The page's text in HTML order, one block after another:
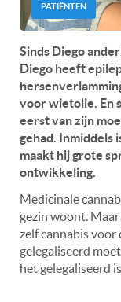
PATIËNTEN
Sinds Diego
Diego heeft
voor wietolie. En
eerst van zijn
gehad. Inmiddels
maakt hij grote
ontwikkeling.
Medicinale
gezin woont.
zelf cannabis
gelegaliseerd
het gelegaliseerd